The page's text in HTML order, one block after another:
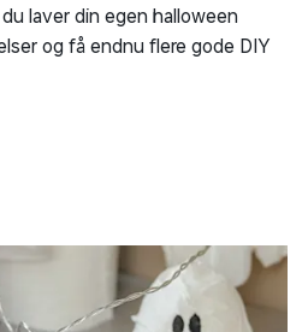
laver din egen halloween
og få endnu flere gode DIY